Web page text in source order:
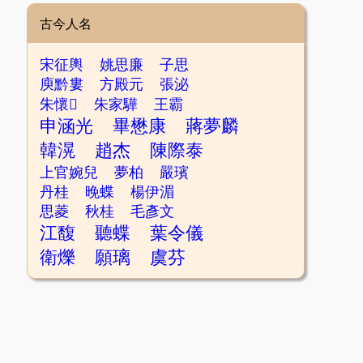
古今人名
宋征輿 姚思廉
子思
庾黔婁
方殿元
張泌
朱懷𡈾
朱家驊 王霸
申涵光 畢懋康
蔣夢麟
韓滉
趙杰 陳際泰
上官婉兒 夢柏
嚴璸
丹桂
晚蝶
楊伊湄
思菱
秋桂 毛彥文
江馥 聽蝶
葉令儀
衛爍
願璃 虞芬